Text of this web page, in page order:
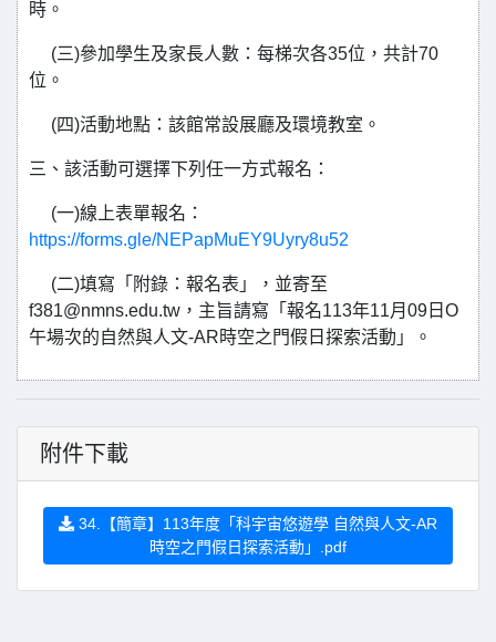
時。
(三)參加學生及家長人數：每梯次各35位，共計70
位。
(四)活動地點：該館常設展廳及環境教室。
三、該活動可選擇下列任一方式報名：
(一)線上表單報名：
https://forms.gle/NEPapMuEY9Uyry8u52
(二)填寫「附錄：報名表」，並寄至
f381@nmns.edu.tw，主旨請寫「報名113年11月09日O
午場次的自然與人文-AR時空之門假日探索活動」。
附件下載
34.【簡章】113年度「科宇宙悠遊學 自然與人文-AR
時空之門假日探索活動」.pdf